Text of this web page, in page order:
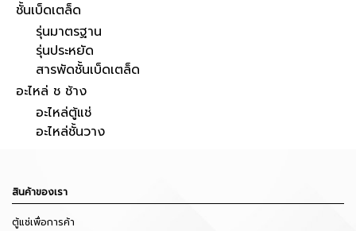
ชั้นเบ็ดเตล็ด
รุ่นมาตรฐาน
รุ่นประหยัด
สารพัดชั้นเบ็ดเตล็ด
อะไหล่ ช ช้าง
อะไหล่ตู้แช่
อะไหล่ชั้นวาง
สินค้าของเรา
ตู้แช่เพื่อการค้า